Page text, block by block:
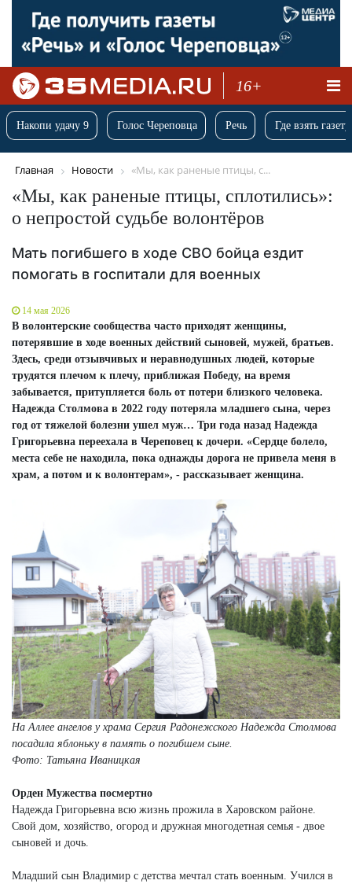
16+
Накопи удачу 9 Голос Череповца Речь Где взять
Главная Новости «Мы, как раненые птицы, с...
«Мы, как раненые птицы, сплотились»:
о непростой судьбе волонтёров
Мать погибшего в ходе СВО бойца ездит
помогать в госпитали для военных
14 мая 2026
В волонтерские сообщества часто приходят женщины,
потерявшие в ходе военных действий сыновей, мужей, братьев.
Здесь, среди отзывчивых и неравнодушных людей, которые
трудятся плечом к плечу, приближая Победу, на время
забывается, притупляется боль от потери близкого человека.
Надежда Столмова в 2022 году потеряла младшего сына, через
год от тяжелой болезни ушел муж… Три года назад Надежда
Григорьевна переехала в Череповец к дочери. «Сердце болело,
места себе не находила, пока однажды дорога не привела меня в
храм, а потом и к волонтерам», - рассказывает женщина.
На Аллее ангелов у храма Сергия Радонежского Надежда Столмова
посадила яблоньку в память о погибшем сыне.
Фото: Татьяна Иваницкая
Орден Мужества посмертно
Надежда Григорьевна всю жизнь прожила в Харовском районе.
Свой дом, хозяйство, огород и дружная многодетная семья - двое
сыновей и дочь.
Младший сын Владимир с детства мечтал стать военным. Учился в